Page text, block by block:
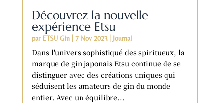
Découvrez la nouvelle
expérience Etsu
par ETSU Gin| 7 Nov 2023| Journal
Dans l'univers sophistiqué des spiritueux, la
marque de gin japonais Etsu continue de se
distinguer avec des créations uniques qui
séduisent les amateurs de gin du monde
entier. Avec un équilibre...